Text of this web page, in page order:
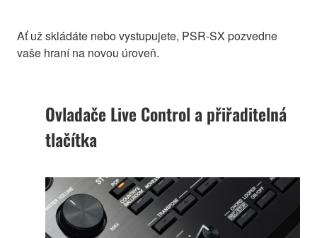
Ať už skládáte nebo vystupujete, PSR-SX pozvedne
vaše hraní na novou úroveň.
Ovladače Live Control a přiřaditelná
tlačítka